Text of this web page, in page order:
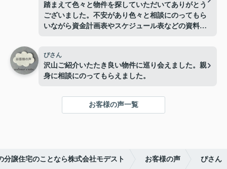
踏まえて色々と物件を探していただいてありがとう
ございました。不安があり色々と相談にのってもら
いながら資金計画表やスケジュール表などの資料を
ぴさん
沢山ご紹介いたたき良い物件に巡り会えました。親
身に相談にのってもらえました。
お客様の声一覧
分譲住宅のことなら株式会社モデスト お客様の声 ぴさん